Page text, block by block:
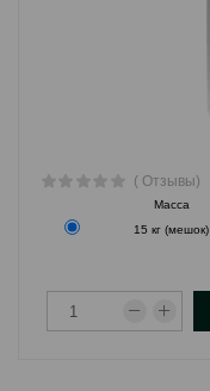
( Отзывы)
Масса
15 кг (мешок)